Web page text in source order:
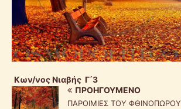
Κων/νος Νιαβής Γ΄3
ΠΡΟΗΓΟΎΜΕΝΟ
ΠΑΡΟΙΜΙΕΣ ΤΟΥ ΦΘΙΝΟΠΩΡΟΥ